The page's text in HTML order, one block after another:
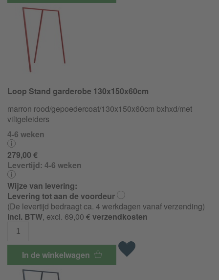
Loop Stand garderobe 130x150x60cm
marron rood/gepoedercoat/130x150x60cm bxhxd/met
viltgeleiders
4-6 weken
279,00 €
Levertijd: 4-6 weken
Wijze van levering:
Levering tot aan de voordeur
(De levertijd bedraagt ca. 4 werkdagen vanaf verzending)
incl. BTW, excl. 69,00 €verzendkosten
In de winkelwagen